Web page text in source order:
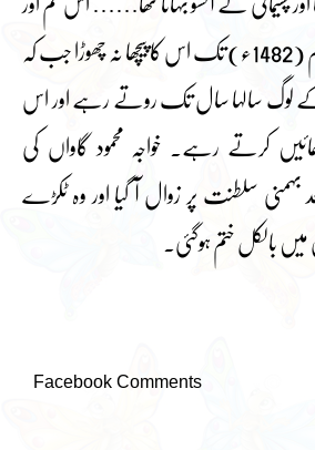
کرتا اور پشیمانی کے آنسو بہاتا تھا…… اس غم اور
پچھتاوے نے مرتے دم (1482ء) تک اس کا پیچھا نہ چھوڑا جب کہ
کے لوگ سالہا سال تک روتے رہے اور اس
کرتے رہے۔ خواجہ محمود گاواں کی
سلطنت پر زوال آ گیا اور وہ ٹکڑے
Facebook Comments